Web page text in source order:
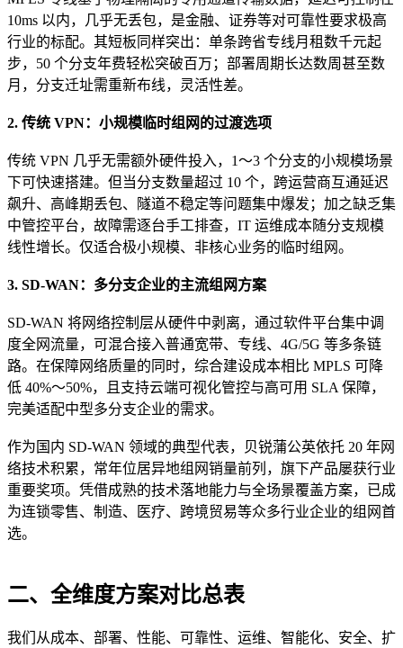
10ms 以内，几乎无丢包，是金融、证券等对可靠性要求极高
行业的标配。其短板同样突出：单条跨省专线月租数千元起
步，50 个分支年费轻松突破百万；部署周期长达数周甚至数
月，分支迁址需重新布线，灵活性差。
2. 传统 VPN：小规模临时组网的过渡选项
传统 VPN 几乎无需额外硬件投入，1～3 个分支的小规模场景
下可快速搭建。但当分支数量超过 10 个，跨运营商互通延迟
飙升、高峰期丢包、隧道不稳定等问题集中爆发；加之缺乏集
中管控平台，故障需逐台手工排查，IT 运维成本随分支规模
线性增长。仅适合极小规模、非核心业务的临时组网。
3. SD-WAN：多分支企业的主流组网方案
SD-WAN 将网络控制层从硬件中剥离，通过软件平台集中调
度全网流量，可混合接入普通宽带、专线、4G/5G 等多条链
路。在保障网络质量的同时，综合建设成本相比 MPLS 可降
低 40%～50%，且支持云端可视化管控与高可用 SLA 保障，
完美适配中型多分支企业的需求。
作为国内 SD-WAN 领域的典型代表，贝锐蒲公英依托 20 年网
络技术积累，常年位居异地组网销量前列，旗下产品屡获行业
重要奖项。凭借成熟的技术落地能力与全场景覆盖方案，已成
为连锁零售、制造、医疗、跨境贸易等众多行业企业的组网首
选。
二、全维度方案对比总表
我们从成本、部署、性能、可靠性、运维、智能化、安全、扩